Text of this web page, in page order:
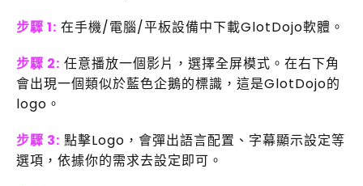
步驟 1: 在手機/電腦/平板設備中下載GlotDojo軟體。
步驟 2: 任意播放一個影片，選擇全屏模式。在右下角
會出現一個類似於藍色企鵝的標識，這是GlotDojo的
logo。
步驟 3: 點擊Logo，會彈出語言配置、字幕顯示設定等
選項，依據你的需求去設定即可。